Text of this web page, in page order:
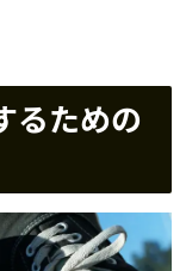
ための